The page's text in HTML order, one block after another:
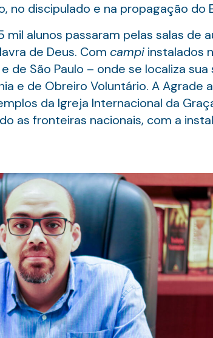
no discipulado e na propagação do
alunos passaram pelas salas de
de Deus. Com campiinstalados
de São Paulo – onde se localiza
e de Obreiro Voluntário. A Agrade
da Igreja Internacional da
as fronteiras nacionais, com a